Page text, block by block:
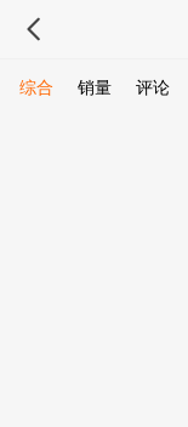
综合 销量 评论